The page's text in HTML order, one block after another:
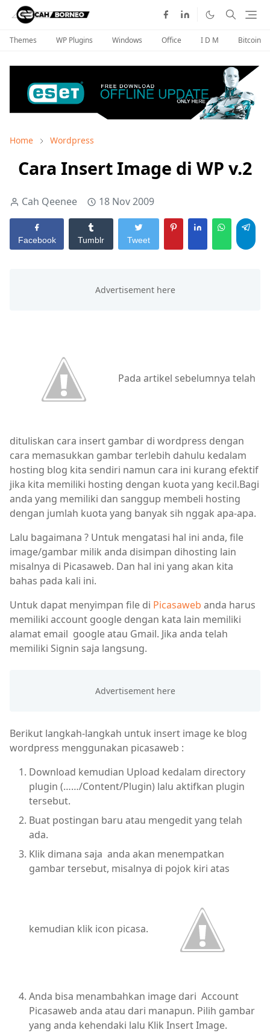
Themes WP Plugins Windows Office I D M Bitcoin
Home Wordpress
Cara Insert Image di WP v.2
Cah Qeenee 18 Nov 2009
Facebook Tumblr Tweet
Pada artikel sebelumnya telah
dituliskan cara insert gambar di wordpress dengan
cara memasukkan gambar terlebih dahulu kedalam
hosting blog kita sendiri namun cara ini kurang efektif
jika kita memiliki hosting dengan kuota yang kecil.Bagi
anda yang memiliki dan sanggup membeli hosting
dengan jumlah kuota yang banyak sih nggak apa-apa.
Lalu bagaimana ? Untuk mengatasi hal ini anda, file
image/gambar milik anda disimpan dihosting lain
misalnya di Picasaweb. Dan hal ini yang akan kita
bahas pada kali ini.
Untuk dapat menyimpan file di Picasaweb anda harus
memiliki account google dengan kata lain memiliki
alamat email google atau Gmail. Jika anda telah
memiliki Signin saja langsung.
Berikut langkah-langkah untuk insert image ke blog
wordpress menggunakan picasaweb :
Download kemudian Upload kedalam directory
plugin (……/Content/Plugin) lalu aktifkan plugin
tersebut.
Buat postingan baru atau mengedit yang telah
ada.
Klik dimana saja anda akan menempatkan
gambar tersebut, misalnya di pojok kiri atas
kemudian klik icon picasa.
Anda bisa menambahkan image dari Account
Picasaweb anda atau dari manapun. Pilih gambar
yang anda kehendaki lalu Klik Insert Image.